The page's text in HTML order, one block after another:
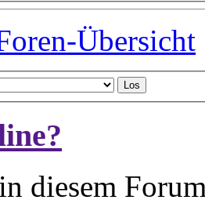
Übersicht
diesem